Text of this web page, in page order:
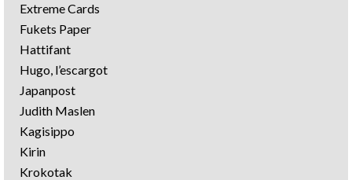
Extreme Cards
Fukets Paper
Hattifant
Hugo, l’escargot
Japanpost
Judith Maslen
Kagisippo
Kirin
Krokotak